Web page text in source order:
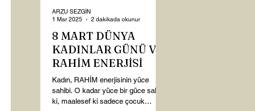
8 MART DÜNYA
KADINLAR GÜNÜ VE
RAHİM ENERJİSİ
Kadın, RAHİM enerjisinin yüce
sahibi. O kadar yüce bir güce sahip
ki, maalesef ki sadece çocuk
ARZU SEZGİN
1 Mar 2025
2 dakikada okunur